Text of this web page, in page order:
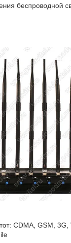
беспроводной
CDMA, GSM, 3G,